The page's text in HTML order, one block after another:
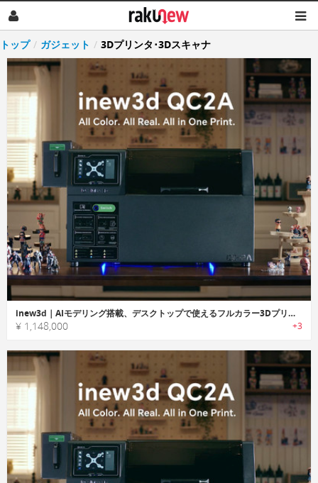
トップ / ガジェット / 3Dプリンタ･3Dスキャナ
inew3d｜AIモデリング搭載、デスクトップで使えるフルカラー3Dプリンター
¥ 1,148,000 +3